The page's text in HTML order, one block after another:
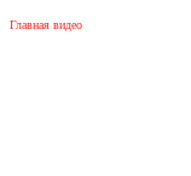
Главная видео